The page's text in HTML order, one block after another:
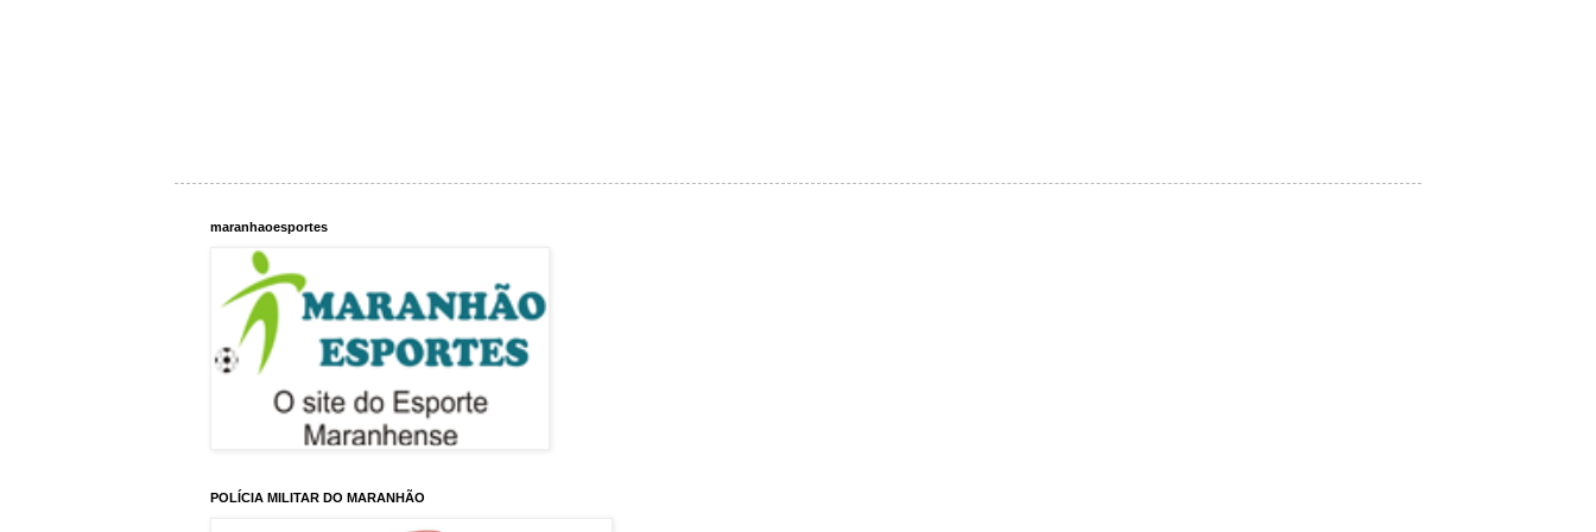
maranhaoesportes
POLÍCIA MILITAR DO MARANHÃO